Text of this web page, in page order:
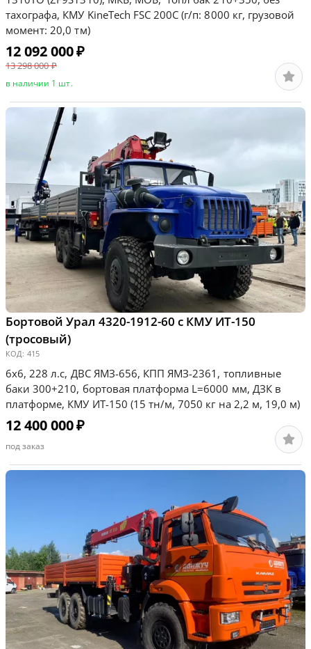
тахографа, КМУ KineТесh FSC 200С (г/п: 8000 кг, грузовой
момент: 20,0 тм)
12 092 000₽
13 298 000 ₽
в наличии 1 шт.
Бортовой Урал 4320-1912-60 с КМУ ИТ-150
(тросовый)
КОД: 415
6х6, 228 л.с, ДВС ЯМЗ-656, КПП ЯМЗ-2361, топливные
баки 300+210, бортовая платформа L=6000 мм, ДЗК в
платформе, КМУ ИТ-150 (15 тн/м, 7050 кг на 2,2 м, 19,0 м)
12 400 000₽
под заказ